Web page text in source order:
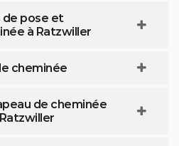
de pose et
à Ratzwiller
cheminée
de cheminée